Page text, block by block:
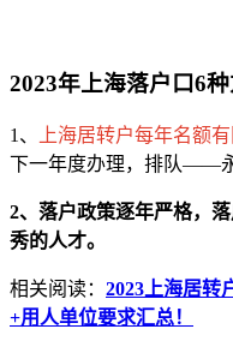
2023年上海落户口6
1、 上海居转户每年名额
下一年度办理，排队——
2、落户政策逐年严格，
秀的人才。
相关阅读： 2023上海居转
+用人单位要求汇总！